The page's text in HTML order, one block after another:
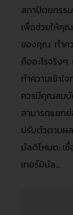
สถาปัตยกรรม
เพื่อช่วยให้คุณ
ของคุณ ทำคว
คืออะไรจริงๆ
ทำความเข้า
ควรมีคุณสมบั
สามารถแยก
ปรับตัวตามผ
มัลติโหมด: เ
เทอร์มินัล…